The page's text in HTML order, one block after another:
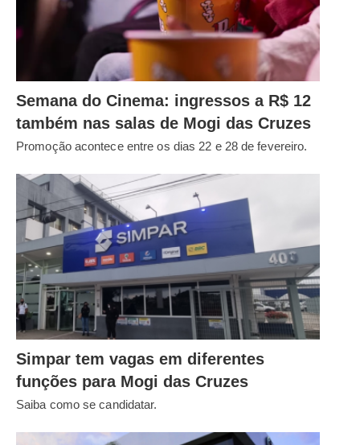
Semana do Cinema: ingressos a R$ 12
também nas salas de Mogi das Cruzes
Promoção acontece entre os dias 22 e 28 de fevereiro.
Simpar tem vagas em diferentes
funções para Mogi das Cruzes
Saiba como se candidatar.